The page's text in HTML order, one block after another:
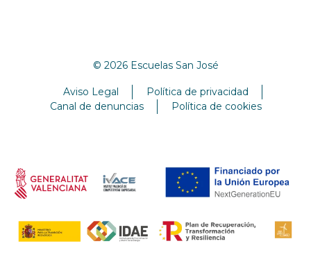
© 2026 Escuelas San José
Aviso Legal
Política de privacidad
Canal de denuncias
Política de cookies